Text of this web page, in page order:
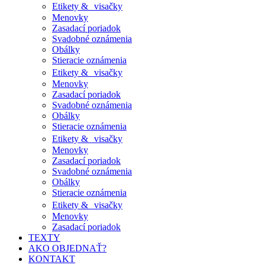
Etikety & visačky
Menovky
Zasadací poriadok
Svadobné oznámenia
Obálky
Stieracie oznámenia
Etikety & visačky
Menovky
Zasadací poriadok
Svadobné oznámenia
Obálky
Stieracie oznámenia
Etikety & visačky
Menovky
Zasadací poriadok
Svadobné oznámenia
Obálky
Stieracie oznámenia
Etikety & visačky
Menovky
Zasadací poriadok
TEXTY
AKO OBJEDNAŤ?
KONTAKT